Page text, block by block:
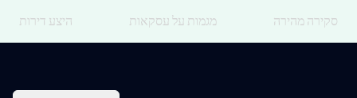
סקירה מהירה מגמות על עסקאות היצע דירות